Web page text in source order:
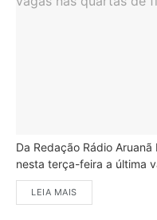
Da Redação Rádio
nesta terça-feira a última
LEIA MAIS